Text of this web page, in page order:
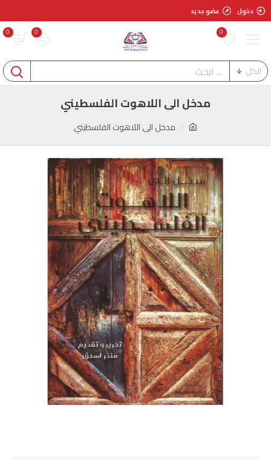
دخول عضو جديد
0
0
0
الكل
مدخل الى اللاهوت الفلسطيني
مدخل الى اللاهوت الفلسطيني